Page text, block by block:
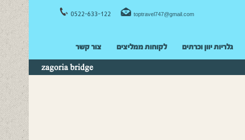
0522-633-122 toptravel747@gmail.com
גלריות יוון וכרתים לקוחות ממליצים צור קשר
zagoria bridge